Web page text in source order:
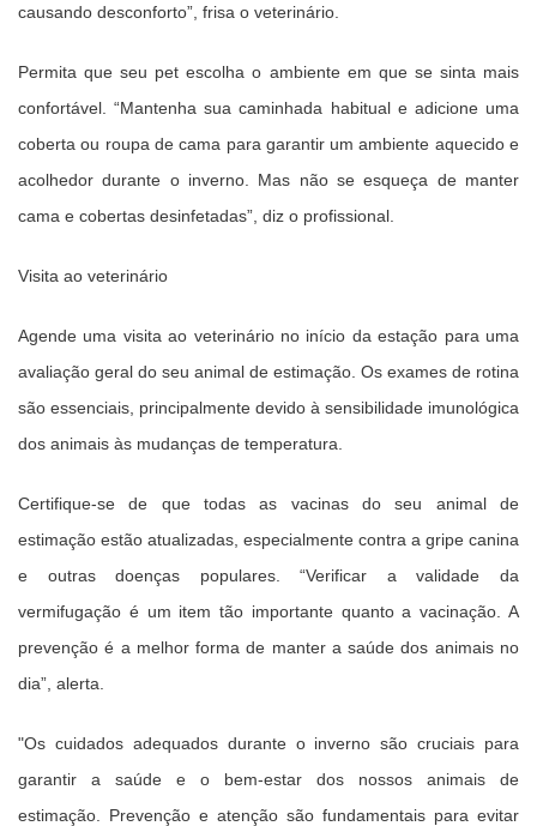
causando desconforto”, frisa o veterinário.
Permita que seu pet escolha o ambiente em que se sinta mais
confortável. “Mantenha sua caminhada habitual e adicione uma
coberta ou roupa de cama para garantir um ambiente aquecido e
acolhedor durante o inverno. Mas não se esqueça de manter
cama e cobertas desinfetadas”, diz o profissional.
Visita ao veterinário
Agende uma visita ao veterinário no início da estação para uma
avaliação geral do seu animal de estimação. Os exames de rotina
são essenciais, principalmente devido à sensibilidade imunológica
dos animais às mudanças de temperatura.
Certifique-se de que todas as vacinas do seu animal de
estimação estão atualizadas, especialmente contra a gripe canina
e outras doenças populares. “Verificar a validade da
vermifugação é um item tão importante quanto a vacinação. A
prevenção é a melhor forma de manter a saúde dos animais no
dia”, alerta.
"Os cuidados adequados durante o inverno são cruciais para
garantir a saúde e o bem-estar dos nossos animais de
estimação. Prevenção e atenção são fundamentais para evitar